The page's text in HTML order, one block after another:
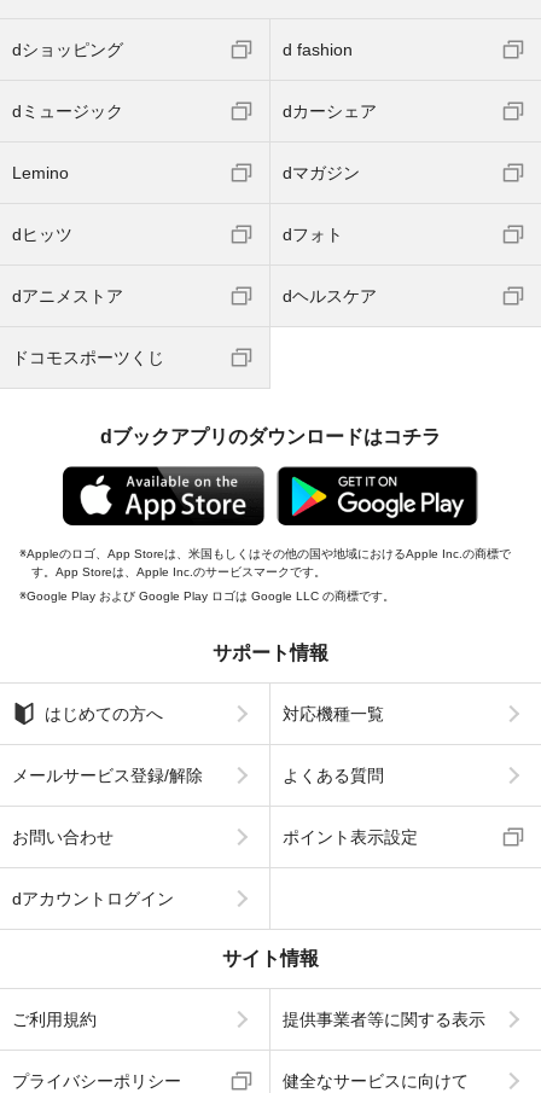
dショッピング d fashion
dミュージック dカーシェア
Lemino dマガジン
dヒッツ dフォト
dアニメストア dヘルスケア
ドコモスポーツくじ
dブックアプリのダウンロードはコチラ
Appleのロゴ、App Storeは、米国もしくはその他の国や地域におけるApple Inc.の商標で
す。App Storeは、Apple Inc.のサービスマークです。
Google Play および Google Play ロゴは Google LLC の商標です。
サポート情報
はじめての方へ 対応機種一覧
メールサービス登録/解除 よくある質問
お問い合わせ ポイント表示設定
dアカウントログイン
サイト情報
ご利用規約 提供事業者等に関する表示
プライバシーポリシー 健全なサービスに向けて